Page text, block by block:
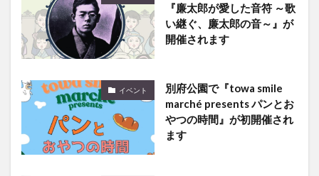
『廉太郎が愛した音符 ～歌
い継ぐ、廉太郎の音～』が
開催されます
イベント
別府公園で『towa smile
marché presents パンとお
やつの時間』が初開催され
ます